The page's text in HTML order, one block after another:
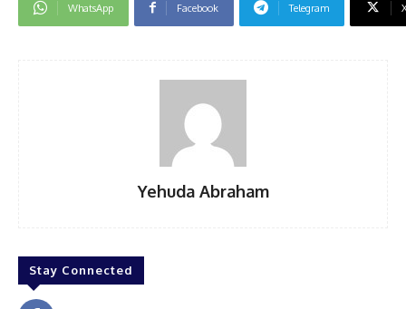
WhatsApp Facebook Telegram
Yehuda Abraham
Stay Connected